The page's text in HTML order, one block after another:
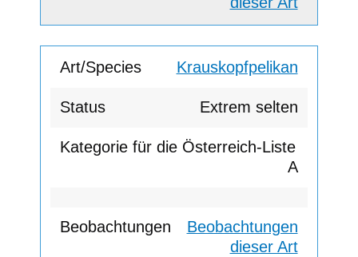
Krauskopfpelikan
Extrem selten
A
Beobachtungen
dieser Art